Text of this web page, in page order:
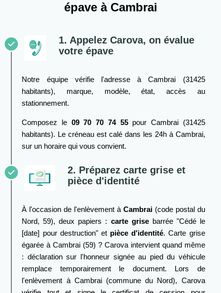
épave à Cambrai
1. Appelez Carova, on évalue
votre épave
Notre équipe vérifie l'adresse à Cambrai (31425
habitants), marque, modèle, état, accès au
stationnement.
Composez le 09 70 70 74 55pour Cambrai (31425
habitants). Le créneau est calé dans les 24h à Cambrai,
sur un horaire qui vous convient.
2. Préparez carte grise et
pièce d'identité
À l'occasion de l'enlèvement à Cambrai(code postal du
Nord, 59), deux papiers : carte grisebarrée "Cédé le
[date] pour destruction" et pièce d'identité. Carte grise
égarée à Cambrai (59) ? Carova intervient quand même
: déclaration sur l'honneur signée au pied du véhicule
remplace temporairement le document. Lors de
l'enlèvement à Cambrai (commune du Nord), Carova